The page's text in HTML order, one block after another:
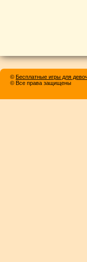
© Бесплатные игры для
© Все права защищены